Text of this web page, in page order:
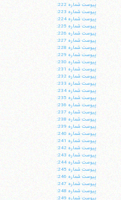
پيوست شماره 222:
پيوست شماره 223:
پيوست شماره 224:
پيوست شماره 225:
پيوست شماره 226:
پيوست شماره 227:
پيوست شماره 228:
پيوست شماره 229:
پيوست شماره 230:
پيوست شماره 231:
پيوست شماره 232:
پيوست شماره 233:
پيوست شماره 234:
پيوست شماره 235:
پيوست شماره 236:
پيوست شماره 237:
پيوست شماره 238:
پيوست شماره 239:
پيوست شماره 240:
پيوست شماره 241:
پيوست شماره 242:
پيوست شماره 243:
پيوست شماره 244:
پيوست شماره 245:
پيوست شماره 246:
پيوست شماره 247:
پيوست شماره 248:
پيوست شماره 249: